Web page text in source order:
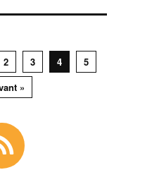
2 3 4
5
»